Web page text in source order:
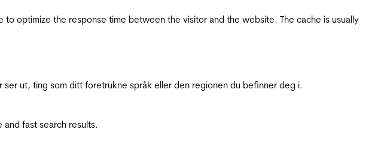
optimize the response time between the visitor and the website. The cache is usually
ut, ting som ditt foretrukne språk eller den regionen du befinner deg i.
fast search results.